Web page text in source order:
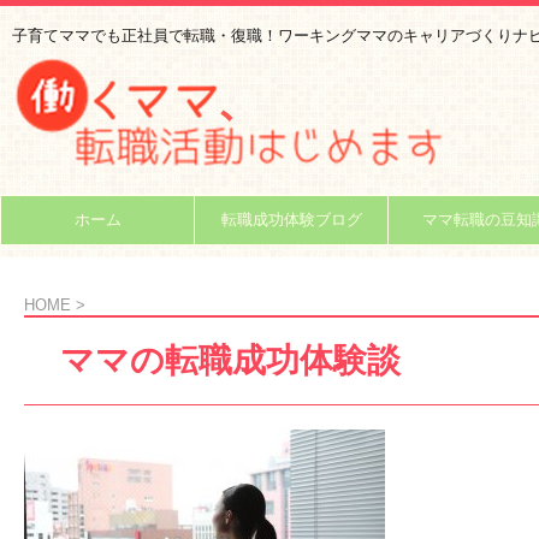
子育てママでも正社員で転職・復職！ワーキングママのキャリアづくりナ
ホーム 転職成功体験ブログ ママ転職の豆知
HOME >
ママの転職成功体験談